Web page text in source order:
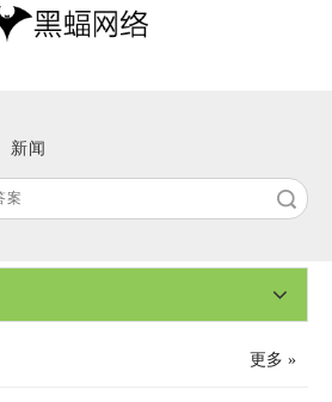
新闻
更多 »